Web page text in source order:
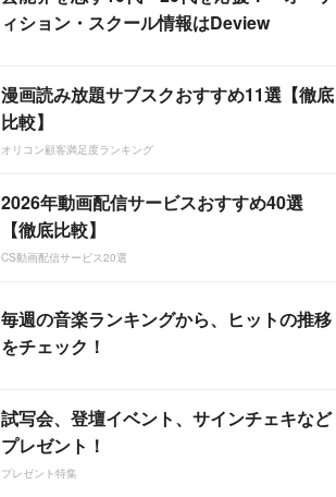
ィション・スクール情報はDeview
漫画読み放題サブスクおすすめ11選【徹底
比較】
オリコン顧客満足度ランキング
2026年動画配信サービスおすすめ40選
【徹底比較】
CS動画配信サービス20選
毎週の音楽ランキングから、ヒットの推移
をチェック！
試写会、登壇イベント、サインチェキなど
プレゼント！
プレゼント特集